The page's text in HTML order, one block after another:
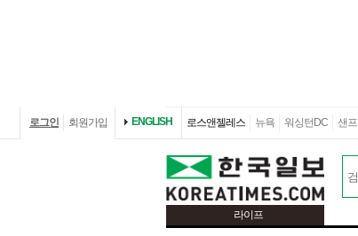
로그인 회원가입 ENGLISH 로스앤젤레스 뉴욕 워싱턴DC 샌
라이프